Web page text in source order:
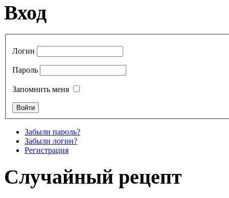
Вход
Логин
Пароль
Запомнить меня
Забыли пароль?
Забыли логин?
Регистрация
Случайный рецепт